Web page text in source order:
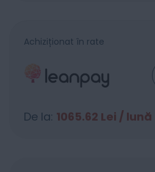
Achiziționat în rate
De la: 1065.62 Lei / lună